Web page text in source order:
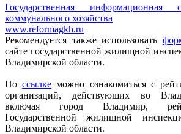
Государственная
коммунального хозяйства
www.reformagkh.ru
Рекомендуется также использовать
сайте государственной жилищной
Владимирской области.
Поссылке можно ознакомиться с
организаций, действующих во
включая город Владимир,
Государственной жилищной
Владимирской области.